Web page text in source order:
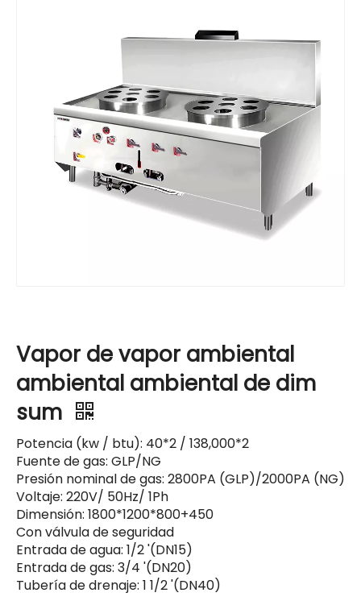
Vapor de vapor ambiental
ambiental ambiental de dim
sum
Potencia (kw / btu): 40*2 / 138,000*2
Fuente de gas: GLP/NG
Presión nominal de gas: 2800PA (GLP)/2000PA (NG)
Voltaje: 220V/ 50Hz/ 1Ph
Dimensión: 1800*1200*800+450
Con válvula de seguridad
Entrada de agua: 1/2 '(DN15)
Entrada de gas: 3/4 '(DN20)
Tubería de drenaje: 1 1/2 '(DN40)